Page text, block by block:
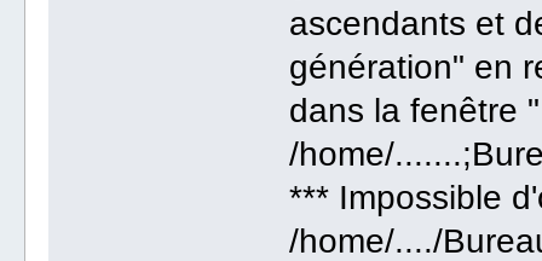
ascendants et
génération" en
dans la fenêtre
/home/
*** Impossible
/home/..../